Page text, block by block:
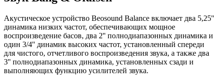
Акустическое устройство Beosound Balance включает два 5,25''
динамика низких частот, обеспечивающих мощное
воспроизведение басов, два 2'' полнодиапазонных динамика и
один 3/4'' динамик высоких частот, установленный спереди
для чистого, отчетливого воспроизведения звука, а также два
3'' полнодиапазонных динамика, установленных сзади и
выполняющих функцию усилителей звука.